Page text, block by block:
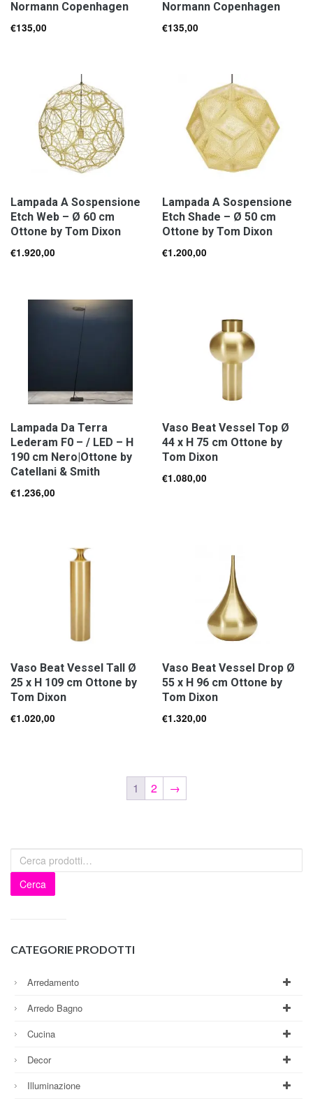
Normann Copenhagen
€135,00
Normann Copenhagen
€135,00
Lampada A Sospensione
Etch Web – Ø 60 cm
Ottone by Tom Dixon
€1.920,00
Lampada A Sospensione
Etch Shade – Ø 50 cm
Ottone by Tom Dixon
€1.200,00
Lampada Da Terra
Lederam F0 – / LED – H
190 cm Nero|Ottone by
Catellani & Smith
€1.236,00
Vaso Beat Vessel Top Ø
44 x H 75 cm Ottone by
Tom Dixon
€1.080,00
Vaso Beat Vessel Tall Ø
25 x H 109 cm Ottone by
Tom Dixon
€1.020,00
Vaso Beat Vessel Drop Ø
55 x H 96 cm Ottone by
Tom Dixon
€1.320,00
1 2 →
Cerca
CATEGORIE PRODOTTI
Arredamento
Arredo Bagno
Cucina
Decor
Illuminazione